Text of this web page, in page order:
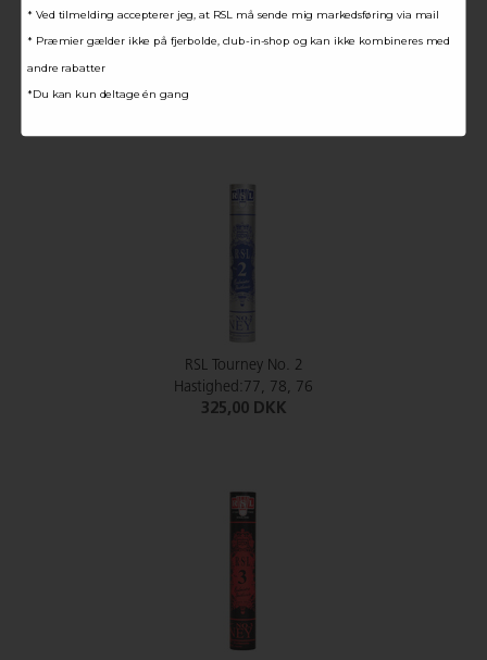
RSL Tourney No. 2
Hastighed:77, 78, 76
325,00 DKK
* Ved tilmelding accepterer jeg, at RSL må sende mig markedsføring via mail
* Præmier gælder ikke på fjerbolde, club-in-shop og kan ikke kombineres med
andre rabatter
*Du kan kun deltage én gang